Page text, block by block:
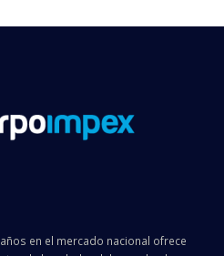
en el mercado nacional ofrece